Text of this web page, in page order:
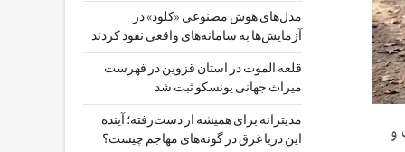
و
مدل‌های هوش مصنوعی «کلود» در
آزمایش‌ها به سامانه‌های واقعی نفوذ کردند
قلعه الموت در استان قزوین در فهرست
میراث جهانی یونسکو ثبت شد
مدیترانه برای همیشه از دست‌رفته؛ آینده
این دریا غرق در گونه‌های مهاجم چیست؟